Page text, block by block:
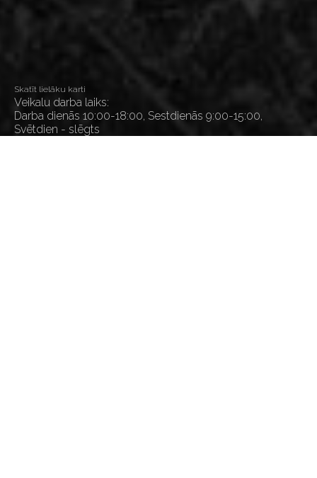
Skatīt lielāku karti
Veikalu darba laiks:
Darba dienās 10:00-18:00, Sestdienās 9:00-15:00,
Svētdien - slēgts